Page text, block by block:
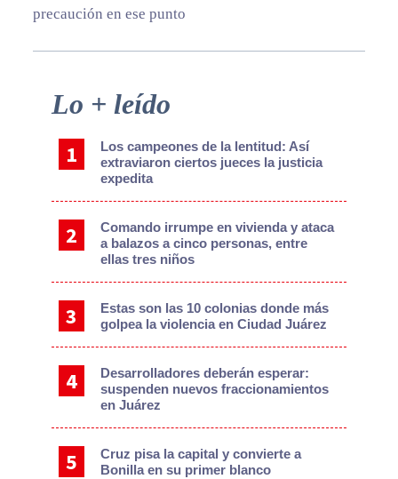
precaución en ese punto
Primary
Lo + leído
Los campeones de la lentitud: Así
extraviaron ciertos jueces la justicia
expedita
Comando irrumpe en vivienda y ataca
a balazos a cinco personas, entre
ellas tres niños
Estas son las 10 colonias donde más
golpea la violencia en Ciudad Juárez
Desarrolladores deberán esperar:
suspenden nuevos fraccionamientos
en Juárez
Cruz pisa la capital y convierte a
Bonilla en su primer blanco